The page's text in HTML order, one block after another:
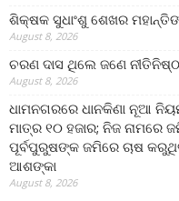
ଶିକ୍ଷକ ସୁଧାଂଶୁ ଶେଖର
August 8, 2026
ଚରଣ ଦାସ ଥିଲେ ଜଣେ
August 8, 2026
ଧାମନଗରରେ ଧାନକିଣା ନୂଆ
ମାତ୍ର ୧୦ ହଜାର; ନିଜ
ପୂର୍ବପୁରୁଷଙ୍କ ଜମିରେ ଚାଷ
ଆଶଙ୍କା
August 8, 2026